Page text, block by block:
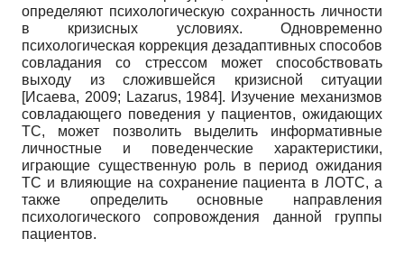
определяют психологическую сохранность личности
в кризисных условиях. Одновременно
психологическая коррекция дезадаптивных способов
совладания со стрессом может способствовать
выходу из сложившейся кризисной ситуации
[Исаева, 2009; Lazarus, 1984]. Изучение механизмов
совладающего поведения у пациентов, ожидающих
ТС, может позволить выделить информативные
личностные и поведенческие характеристики,
играющие существенную роль в период ожидания
ТС и влияющие на сохранение пациента в ЛОТС, а
также определить основные направления
психологического сопровождения данной группы
пациентов.